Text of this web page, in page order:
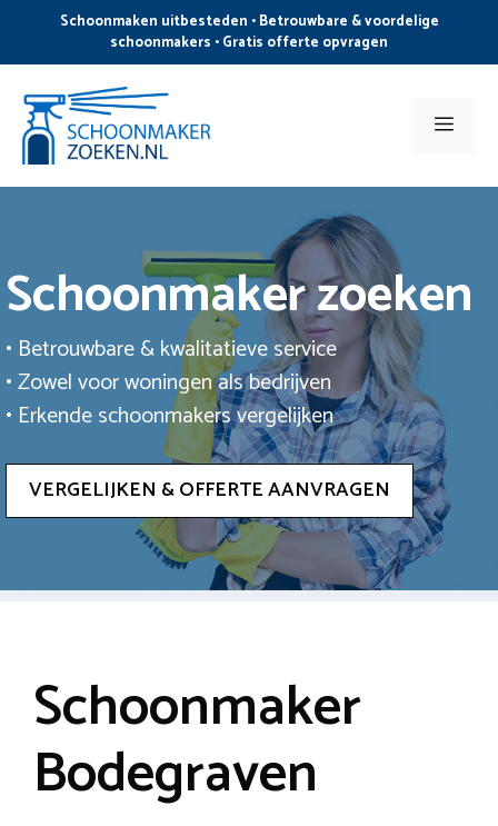
de
inhoud
Schoonmaken uitbesteden • Betrouwbare & voordelige
schoonmakers • Gratis offerte opvragen
Menu
Schoonmaker zoeken
• Betrouwbare & kwalitatieve service
• Zowel voor woningen als bedrijven
• Erkende schoonmakers vergelijken
VERGELIJKEN & OFFERTE AANVRAGEN
Schoonmaker
Bodegraven